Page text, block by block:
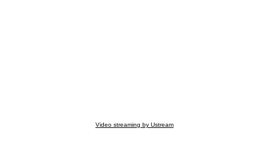
Video streaming by Ustream